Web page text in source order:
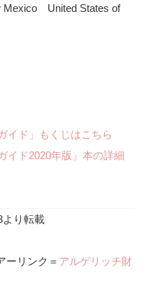
Mexico United States of
イド」もくじはこちら
イド2020年版」本の詳細
り転載
リンク＝ アルゲリッチ財